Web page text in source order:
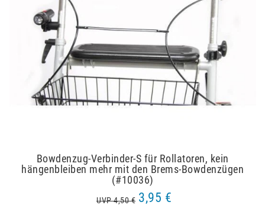
Bowdenzug-Verbinder-S für Rollatoren, kein
hängenbleiben mehr mit den Brems-Bowdenzügen
(#10036)
UVP 4,50 € 3,95 €